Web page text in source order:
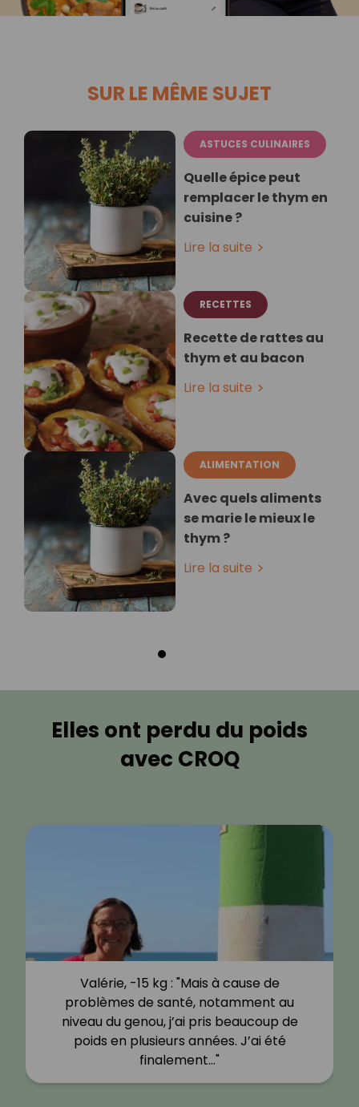
SUR LE MÊME SUJET
ASTUCES CULINAIRES
Quelle épice peut
remplacer le thym en
cuisine ?
Lire la suite
RECETTES
Recette de rattes au
thym et au bacon
Lire la suite
ALIMENTATION
Avec quels aliments
se marie le mieux le
thym ?
Lire la suite
Elles ont perdu du poids
avec CROQ
Valérie, -15 kg : "Mais à cause de
problèmes de santé, notamment au
niveau du genou, j’ai pris beaucoup de
poids en plusieurs années. J’ai été
finalement…"